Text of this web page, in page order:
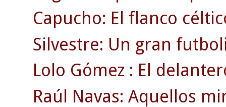
Capucho: El flanco
Silvestre: Un gran
Lolo Gómez : El
Raúl Navas: Aquellos